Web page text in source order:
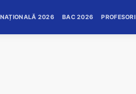
2026 BAC 2026 PROFESORI